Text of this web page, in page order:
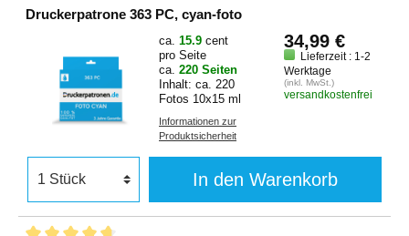
Druckerpatrone 363 PC, cyan-foto
ca. 15.9 cent
pro Seite
ca. 220 Seiten
Inhalt: ca. 220
Fotos 10x15 ml
Informationen zur
Produktsicherheit
34,99 €
Lieferzeit : 1-2
Werktage
(inkl. MwSt.)
versandkostenfrei
In den Warenkorb